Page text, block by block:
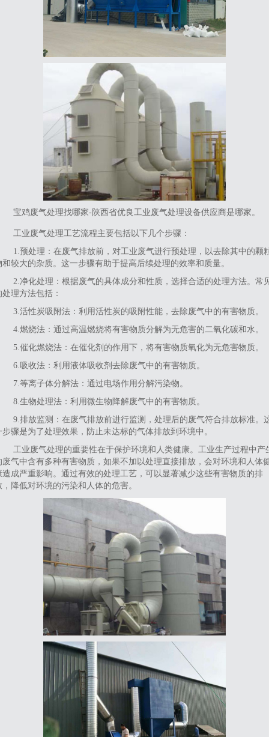
宝鸡废气处理找哪家-陕西省优良工业废气处理设备供应商是哪家。
工业废气处理工艺流程主要包括以下几个步骤‌：‌
1‌.预处理‌：在废气排放前，对工业废气进行预处理，以去除其中的颗
和较大的杂质。这一步骤有助于提高后续处理的效率和质量。
2‌.净化处理‌：根据废气的具体成分和性质，选择合适的处理方法。常
处理方法包括：
3‌.活性炭吸附法‌：利用活性炭的吸附性能，去除废气中的有害物质。
4‌.燃烧法‌：通过高温燃烧将有害物质分解为无危害的二氧化碳和水。
5‌.催化燃烧法‌：在催化剂的作用下，将有害物质氧化为无危害物质。
6‌.吸收法‌：利用液体吸收剂去除废气中的有害物质。
7.等离子体分解法‌：通过电场作用分解污染物。
‌8.生物处理法‌：利用微生物降解废气中的有害物质。
‌9.排放监测‌：在废气排放前进行监测，处理后的废气符合排放标准。
步骤是为了处理效果，防止未达标的气体排放到环境中。
工业废气处理的重要性在于保护环境和人类健康。‌工业生产过程中产
废气中含有多种有害物质，如果不加以处理直接排放，会对环境和人体
造成严重影响。通过有效的处理工艺，可以显著减少这些有害物质的排
，降低对环境的污染和人体的危害。